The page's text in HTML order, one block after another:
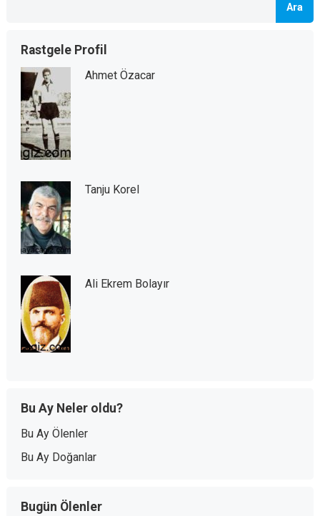
Ara
Rastgele Profil
Ahmet Özacar
Tanju Korel
Ali Ekrem Bolayır
Bu Ay Neler oldu?
Bu Ay Ölenler
Bu Ay Doğanlar
Bugün Ölenler